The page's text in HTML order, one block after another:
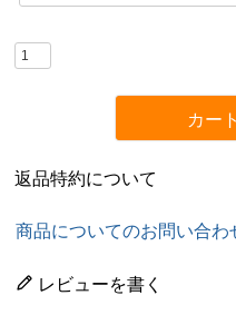
カー
返品特約について
商品についてのお問い合わ
レビューを書く